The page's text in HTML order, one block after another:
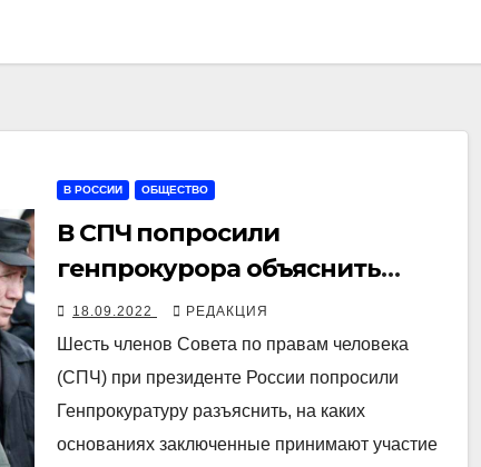
В РОССИИ ОБЩЕСТВО
В СПЧ попросили
генпрокурора объяснить
вербовку заключенных на
Украину
18.09.2022 РЕДАКЦИЯ
Шесть членов Совета по правам человека
(СПЧ) при президенте России попросили
Генпрокуратуру разъяснить, на каких
основаниях заключенные принимают участие